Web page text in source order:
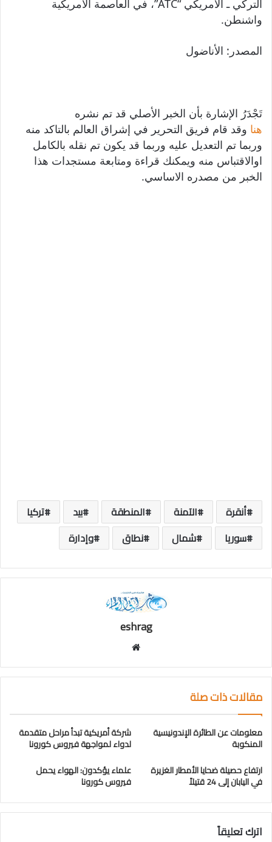
التركي ـ الأمريكي “ATC”، في العاصمة الأمريكية
واشنطن.
المصدر: الأناضول
تَجْدَرُ الإشارة بأن الخبر الأصلي قد تم نشره
هنا وقد قام فريق التحرير في إشراق العالم بالتاكد منه
وربما تم التعديل عليه وربما قد يكون تم نقله بالكامل
اوالاقتباس منه ويمكنك قراءة ومتابعة مستجدات هذا
الخبر من مصدره الاساسي.
أنقرة الآمنة المنطقة بيد
تركيا
سوريا
شمال نطاق وإدارة
eshrag
مقالات ذات صلة
معلومات عن الطائرة الإندونيسية
المنكوبة
شركة أمريكية تبدأ مراحل متقدمة
لدواء لمواجهة فيروس كورونا
ارتفاع حصيلة ضحايا الأمطار الغزيرة
في اليابان إلى 24 قتيلاً
علماء يؤكدون: الهواء يحمل
فيروس كورونا
اترك تعليقاً